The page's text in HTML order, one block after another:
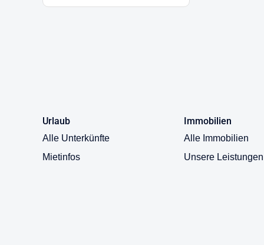
Urlaub
Alle Unterkünfte
Mietinfos
Immobilien
Alle Immobilien
Unsere Leistungen